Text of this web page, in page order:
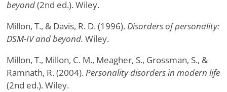
beyond(2nd ed.). Wiley.
Millon, T., & Davis, R. D. (1996). Disorders of personality:
DSM-IV and beyond. Wiley.
Millon, T., Millon, C. M., Meagher, S., Grossman, S., &
Ramnath, R. (2004). Personality disorders in modern life
(2nd ed.). Wiley.